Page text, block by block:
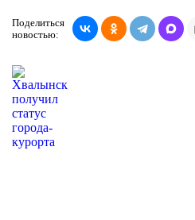
Поделиться
новостью: